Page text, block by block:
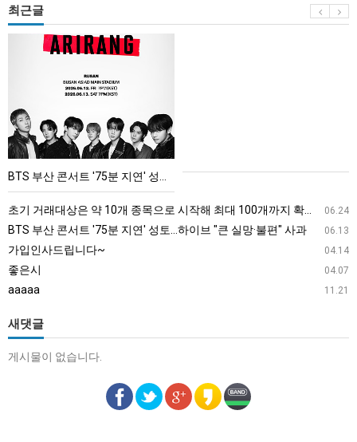
최근글
서
트
'75
분
브
"큰
실
BTS 부산 콘서트 '75분 지연' 성토…하이브 "큰 실망·불편" 사과
06.24
초기 거래대상은 약 10개 종목으로 시작해 최대 100개까지 확대할 방침이다. 구체적인 거래 대상 ETF는 아직 확정되지 않았지만, 시장 대표성이나 거래량을 고려해 선정할 계획이다.
06.13
BTS 부산 콘서트 '75분 지연' 성토…하이브 "큰 실망·불편" 사과
04.14
가입인사드립니다~
04.07
좋은시
11.21
aaaaa
새댓글
게시물이 없습니다.